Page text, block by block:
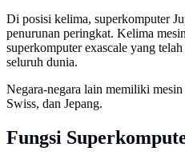
Di posisi kelima, superkomputer
penurunan peringkat. Kelima
superkomputer exascale yang
seluruh dunia.
Negara-negara lain memiliki
Swiss, dan Jepang.
Fungsi